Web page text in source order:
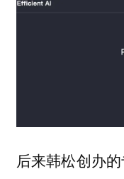
后来韩松创办